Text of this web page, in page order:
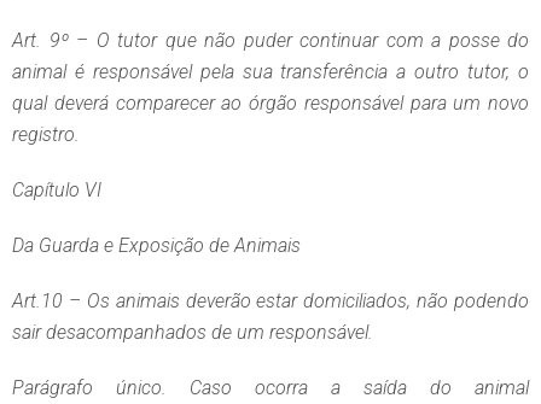
Art. 9º – O tutor que não puder continuar com a posse do
animal é responsável pela sua transferência a outro tutor, o
qual deverá comparecer ao órgão responsável para um novo
registro.
Capítulo VI
Da Guarda e Exposição de Animais
Art.10 – Os animais deverão estar domiciliados, não podendo
sair desacompanhados de um responsável.
Parágrafo único. Caso ocorra a saída do animal